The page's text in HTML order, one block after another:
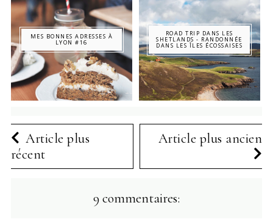
MES BONNES ADRESSES À
LYON #16
ROAD TRIP DANS LES
SHETLANDS - RANDONNÉE
DANS LES ÎLES ÉCOSSAISES
Article plus
récent
Article plus ancien
9 commentaires: